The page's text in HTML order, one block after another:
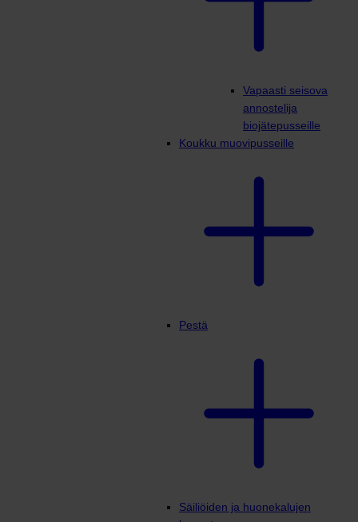
Vapaasti seisova
annostelija
biojätepusseille
Koukku muovipusseille
Pestä
Säiliöiden ja huonekalujen